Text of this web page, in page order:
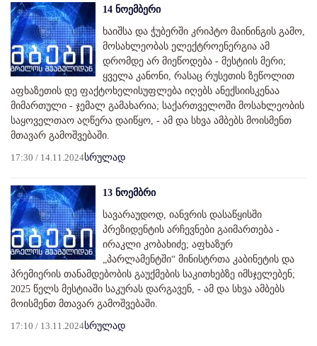
14 ნოემბერი
ხაიშსა და ჭუბერში კრიპტო მაინინგის გამო,
მოსახლეობას ელექტროენერგია ამ
დრომდე არ მიეწოდება - მესტიის მერი;
ყველა კანონი, რასაც რუსეთის ზეწოლით
აფხაზეთის დე ფაქტოხელისუფლება იღებს ანექსიისკენაა
მიმართული - ჯემალ გამახარია; საქართველოში მოსახლეობის
საყოველთაო აღწერა დაიწყო, - ამ და სხვა ამბებს მოისმენთ
მთავარ გამოშვებაში.
17:30 / 14.11.2024სრულად
13 ნოემბრი
სავარაუდოდ, იანვრის დასაწყისში
პრეზიდენტის არჩევნები გაიმართება -
ირაკლი კობახიძე; აფხაზურ
„პარლამენტში“ მინისტრთა კაბინეტის და
პრემიერის თანამდებობის გაუქმების საკითხებზე იმსჯელებენ;
2025 წელს მესტიაში საკურას დარგავენ, - ამ და სხვა ამბებს
მოისმენთ მთავარ გამოშვებაში.
17:10 / 13.11.2024სრულად